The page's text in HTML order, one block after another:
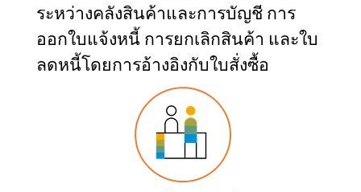
ระหว่างคลังสินค้าและการบัญชี การ
ออกใบแจ้งหนี้ การยกเลิกสินค้า และใบ
ลดหนี้โดยการอ้างอิงกับใบสั่งซื้อ